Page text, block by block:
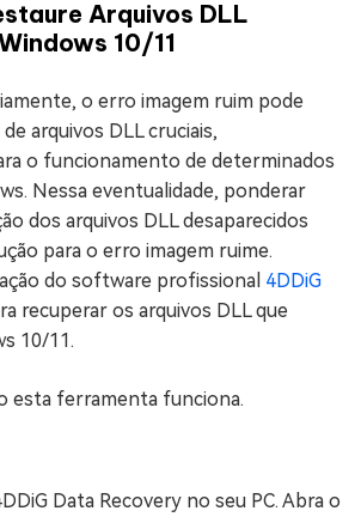
Arquivos DLL
10/11
o erro imagem ruim pode
arquivos DLL cruciais,
o funcionamento de determinados
Nessa eventualidade, ponderar
dos arquivos DLL desaparecidos
para o erro imagem ruime.
do software profissional 4DDiG
recuperar os arquivos DLL que
10/11.
esta ferramenta funciona.
Data Recovery no seu PC. Abra o